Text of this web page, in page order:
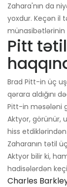
Zahara'nın da
yoxdur. Keçən il
münasibətlərinin
Pitt
Brad Pitt-in üç
qərara aldığını
Pitt-in məsələni
Aktyor, görünür,
hiss
Zaharanın tətil
Aktyor bilir ki,
hadisələrdən
Charles